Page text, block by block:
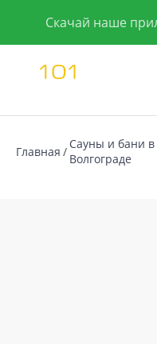
Скачай наше
Главная
Сауны и бани в
Волгограде